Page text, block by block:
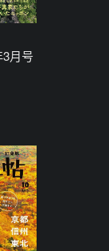
月号